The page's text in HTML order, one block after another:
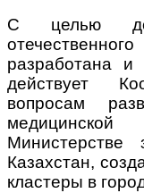
С целью
разработана и
действует
вопросам
Министерстве
Казахстан,
кластеры в